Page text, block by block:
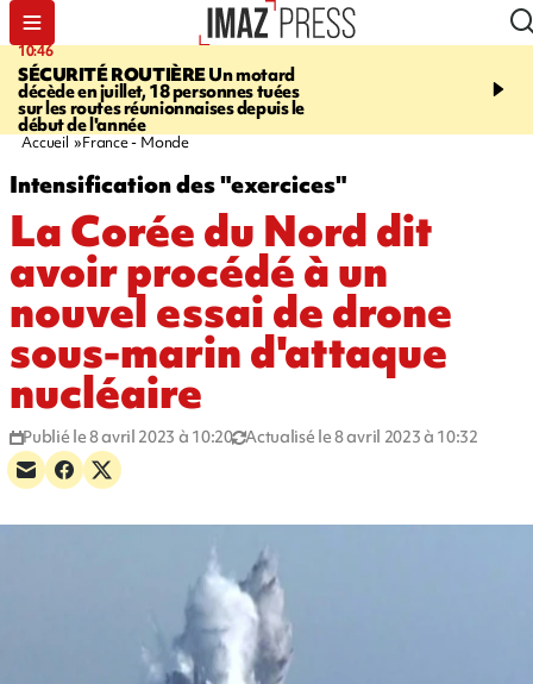
10:46
SÉCURITÉ ROUTIÈREUn motard
décède en juillet, 18 personnes tuées
sur les routes réunionnaises depuis le
début de l'année
13:49
mineurs - un courrier
Accueil France - Monde
Intensification des "exercices"
La Corée du Nord dit
avoir procédé à un
nouvel essai de drone
sous-marin d'attaque
nucléaire
Publié le 8 avril 2023 à 10:20 Actualisé le 8 avril 2023 à 10:32